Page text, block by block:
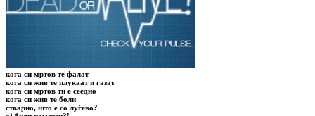
кога си мртов те фалат
кога си жив те плукаат и газат
кога си мртов ти е сеедно
кога си жив те боли
стварно, што е со луѓево?